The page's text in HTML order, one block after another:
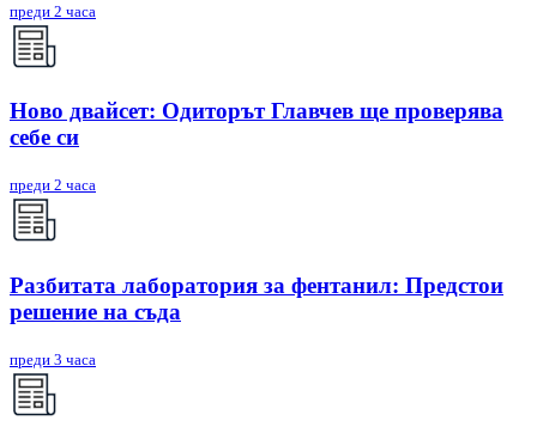
преди 2 часа
Ново двайсет: Одиторът Главчев ще проверява
себе си
преди 2 часа
Разбитата лаборатория за фентанил: Предстои
решение на съда
преди 3 часа